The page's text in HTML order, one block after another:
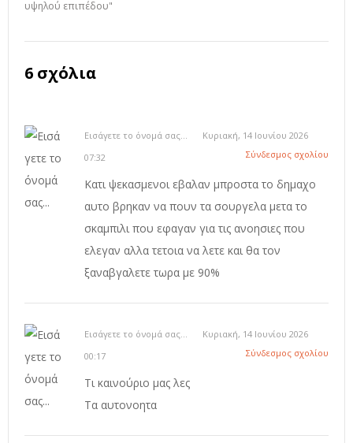
υψηλού επιπέδου"
6 σχόλια
Εισάγετε το όνομά σας...
Κυριακή, 14 Ιουνίου 2026
07:32
Σύνδεσμος σχολίου
Κατι ψεκασμενοι εβαλαν μπροστα το δημαχο
αυτο βρηκαν να πουν τα σουργελα μετα το
σκαμπιλι που εφαγαν για τις ανοησιες που
ελεγαν αλλα τετοια να λετε και θα τον
ξαναβγαλετε τωρα με 90%
Εισάγετε το όνομά σας...
Κυριακή, 14 Ιουνίου 2026
00:17
Σύνδεσμος σχολίου
Τι καινούριο μας λες
Τα αυτονοητα